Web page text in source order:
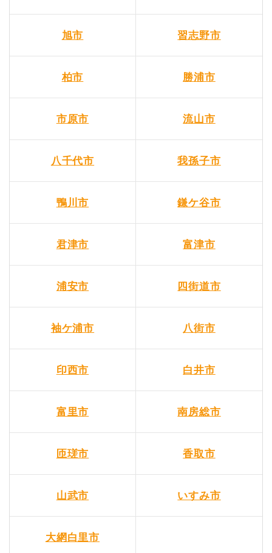
旭市 習志野市
柏市 勝浦市
市原市 流山市
八千代市 我孫子市
鴨川市 鎌ケ谷市
君津市 富津市
浦安市 四街道市
袖ケ浦市 八街市
印西市 白井市
富里市 南房総市
匝瑳市 香取市
山武市 いすみ市
大網白里市